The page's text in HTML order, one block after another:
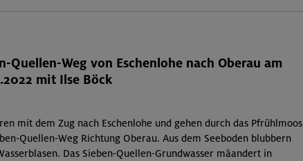
Quellen-Weg von Eschenlohe nach Oberau am
mit Ilse Böck
mit dem Zug nach Eschenlohe und gehen durch das Pfrühlmoos
Quellen-Weg Richtung Oberau. Aus dem Seeboden blubbern
Das Sieben-Quellen-Grundwasser mäandert in